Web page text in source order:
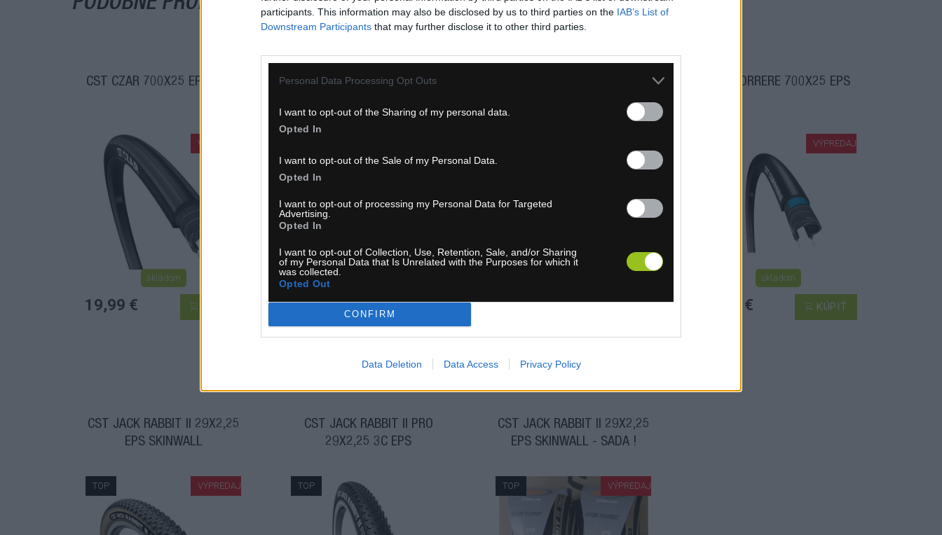
participants. This information may also be disclosed by us to third parties on the IAB’s List of
Downstream Participants that may further disclose it to other third parties.
Personal Data Processing Opt Outs
I want to opt-out of the Sharing of my personal data.
Opted In
I want to opt-out of the Sale of my Personal Data.
Opted In
I want to opt-out of processing my Personal Data for Targeted
Advertising.
Opted In
I want to opt-out of Collection, Use, Retention, Sale, and/or Sharing
of my Personal Data that Is Unrelated with the Purposes for which it
was collected.
Opted Out
CONFIRM
Data Deletion Data Access Privacy Policy
CST CZAR 700X25 EPS GREY
VÝPREDAJ
skladom
19,99 €
CST PIKA 700X38C EPS
25,00 € 25,99 €
CST CORRERE 700X25 EPS
VÝPREDAJ
skladom
32,99 € KÚPIŤ
CST JACK RABBIT II 29X2,25
EPS SKINWALL
VÝPREDAJ
TOP
CST JACK RABBIT II PRO
29X2,25 3C EPS
TOP
CST JACK RABBIT II 29X2,25
EPS SKINWALL - SADA !
VÝPREDAJ
TOP